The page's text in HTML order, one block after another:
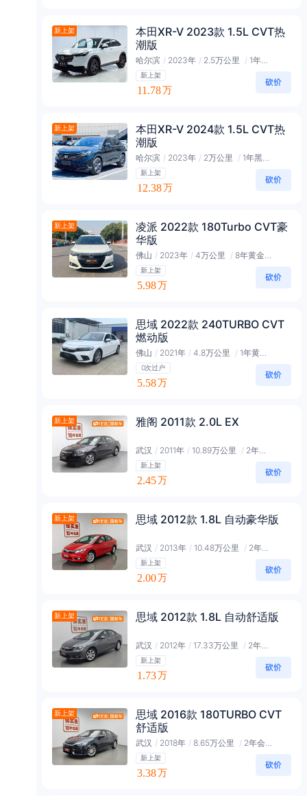
新上架
本田XR-V 2023款 1.5L CVT热
潮版
哈尔滨 / 2023年 / 2.5万公里 / 1年黑金会员
新上架
11.78万
新上架
本田XR-V 2024款 1.5L CVT热
潮版
哈尔滨 / 2023年 / 2万公里 / 1年黑金会员
新上架
12.38万
新上架
凌派 2022款 180Turbo CVT豪
华版
佛山 / 2023年 / 4万公里 / 8年黄金会员
新上架
5.98万
思域 2022款 240TURBO CVT
燃动版
佛山 / 2021年 / 4.8万公里 / 1年黄金会员
0次过户
5.58万
新上架 雅阁 2011款 2.0L EX
武汉 / 2011年 / 10.89万公里 / 2年会员
新上架
2.45万
新上架 思域 2012款 1.8L 自动豪华版
武汉 / 2013年 / 10.48万公里 / 2年会员
新上架
2.00万
新上架 思域 2012款 1.8L 自动舒适版
武汉 / 2012年 / 17.33万公里 / 2年会员
新上架
1.73万
新上架
思域 2016款 180TURBO CVT
舒适版
武汉 / 2018年 / 8.65万公里 / 2年会员
新上架
3.38万